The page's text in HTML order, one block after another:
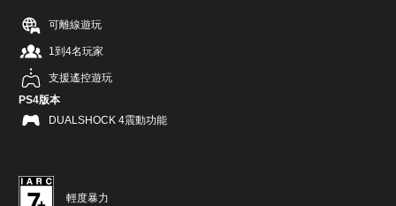
可離線遊玩
1到4名玩家
支援遙控遊玩
PS4版本
DUALSHOCK 4震動功能
輕度暴力